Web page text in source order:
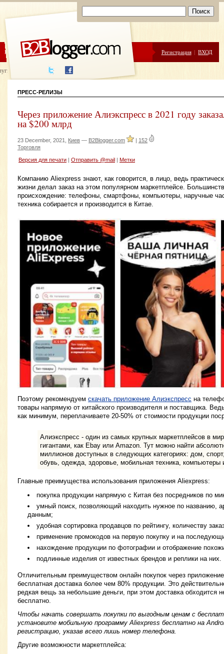
ЦЕНЫ ПОМОЩЬ Регистрация | ВХОД
написания
ПРЕСС-РЕЛИЗЫ
Через приложение Алиэкспресс в 2021 году
на $200 млрд
23 December, 2021, Киев — B2Blogger.com | 152
Торговля
Версия для печати Отправить @mail Метки
Компанию Aliexpress знают, как говорится, в лицо, ведь
жизни делал заказ на этом популярном маркетплейсе.
происхождение: телефоны, смартфоны, компьютеры, наручные
техника собирается и производится в Китае.
Поэтому рекомендуем скачать приложение Алиэкспресс на
товары напрямую от китайского производителя и поставщика.
как минимум, переплачиваете 20-50% от стоимости продукции
Алиэкспресс - один из самых крупных маркетплейсов в
гигантами, как Ebay или Amazon. Тут можно найти
миллионов доступных в следующих категориях: дом,
обувь, одежда, здоровье, мобильная техника, компьютеры
Главные преимущества использования приложения Aliexpress:
покупка продукции напрямую с Китая без посредников по
умный поиск, позволяющий находить нужное по названию,
данным;
удобная сортировка продавцов по рейтингу, количеству
применение промокодов на первую покупку и на
нахождение продукции по фотографии и отображение
подлинные изделия от известных брендов и реплики на них.
Отличительным преимуществом онлайн покупок через
бесплатная доставка более чем 80% продукции. Это
редкая вещь за небольшие деньги, при этом доставка обходится
бесплатно.
Чтобы начать совершать покупки по выгодным ценам с
установите мобильную программу Aliexpress бесплатно на
регистрацию, указав всего лишь номер телефона.
Другие возможности маркетплейса: